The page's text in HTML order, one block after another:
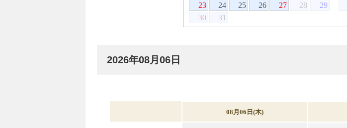
23
24 25 26 27 28
29
30
31
2026年08月06日
08月06日(木)